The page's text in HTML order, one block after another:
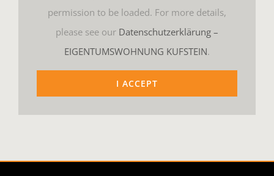
permission to be loaded. For more details,
please see our Datenschutzerklärung –
EIGENTUMSWOHNUNG KUFSTEIN.
I ACCEPT